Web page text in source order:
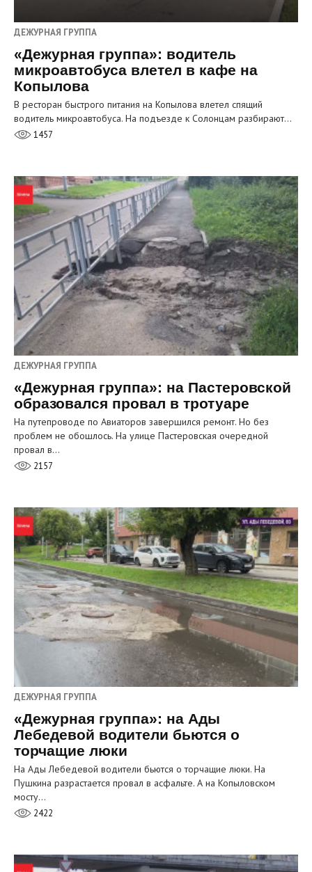
ДЕЖУРНАЯ ГРУППА
«Дежурная группа»: водитель
микроавтобуса влетел в кафе на
Копылова
В ресторан быстрого питания на Копылова влетел спящий
водитель микроавтобуса. На подъезде к Солонцам разбирают…
1457
ДЕЖУРНАЯ ГРУППА
«Дежурная группа»: на Пастеровской
образовался провал в тротуаре
На путепроводе по Авиаторов завершился ремонт. Но без
проблем не обошлось. На улице Пастеровская очередной
провал в…
2157
ДЕЖУРНАЯ ГРУППА
«Дежурная группа»: на Ады
Лебедевой водители бьются о
торчащие люки
На Ады Лебедевой водители бьются о торчащие люки. На
Пушкина разрастается провал в асфальте. А на Копыловском
мосту…
2422